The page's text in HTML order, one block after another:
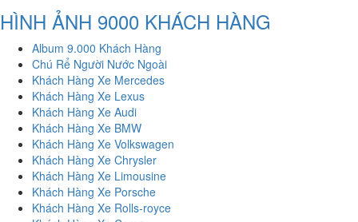
HÌNH ẢNH 9000 KHÁCH HÀNG
Album 9.000 Khách Hàng
Chú Rể Người Nước Ngoài
Khách Hàng Xe Mercedes
Khách Hàng Xe Lexus
Khách Hàng Xe Audi
Khách Hàng Xe BMW
Khách Hàng Xe Volkswagen
Khách Hàng Xe Chrysler
Khách Hàng Xe Limousine
Khách Hàng Xe Porsche
Khách Hàng Xe Rolls-royce